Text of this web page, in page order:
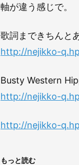
軸が違う感じで。
歌詞まできちんと
http://nejikko-
Busty Western
http://nejikko-
http://nejikko-
もっと読む